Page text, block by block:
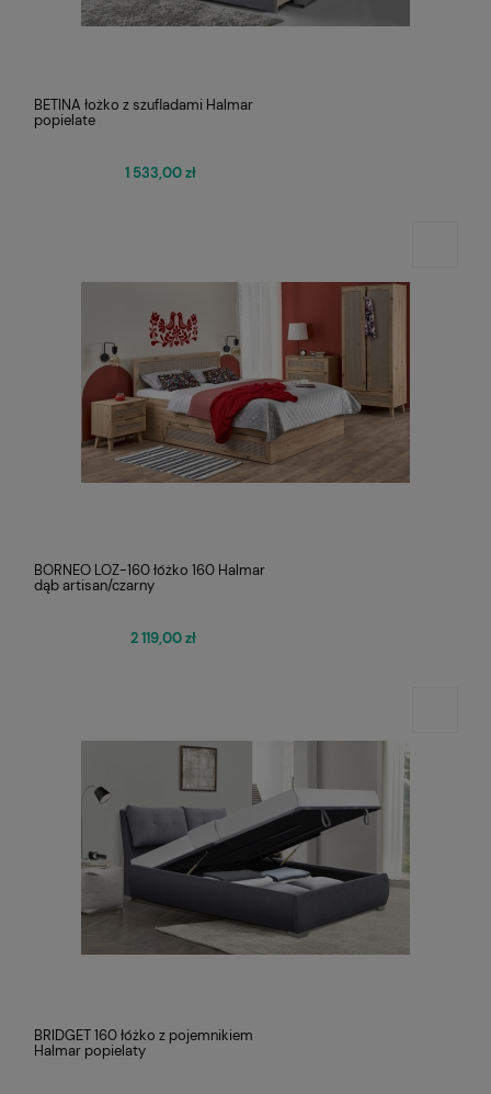
BETINA łożko z szufladami Halmar
popielate
1 533,00 zł
BORNEO LOZ-160 łóżko 160 Halmar
dąb artisan/czarny
2 119,00 zł
BRIDGET 160 łóżko z pojemnikiem
Halmar popielaty